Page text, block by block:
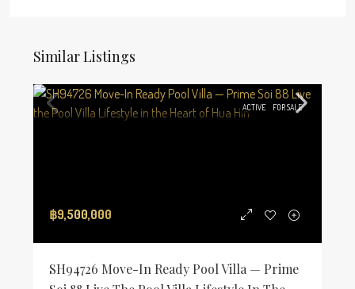
Similar Listings
ACTIVE FOR SALE
฿9,500,000
SH94726 Move-In Ready Pool Villa — Prime